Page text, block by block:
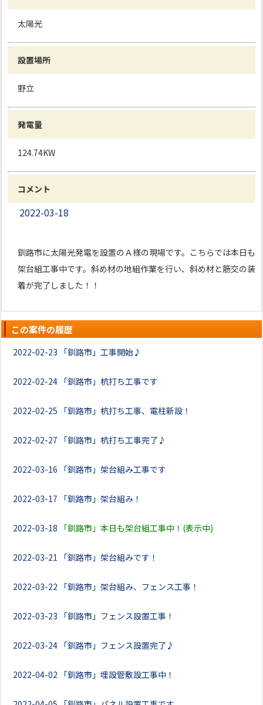
太陽光
設置場所
野立
発電量
124.74KW
コメント
2022-03-18
釧路市に太陽光発電を設置のＡ様の現場です。こちらでは本日も
架台組工事中です。斜め材の地組作業を行い、斜め材と筋交の装
着が完了しました！！
この案件の履歴
2022-02-23 「釧路市」工事開始♪
2022-02-24 「釧路市」杭打ち工事です
2022-02-25 「釧路市」杭打ち工事、電柱新設！
2022-02-27 「釧路市」杭打ち工事完了♪
2022-03-16 「釧路市」架台組み工事です
2022-03-17 「釧路市」架台組み！
2022-03-18 「釧路市」本日も架台組工事中！(表示中)
2022-03-21 「釧路市」架台組みです！
2022-03-22 「釧路市」架台組み、フェンス工事！
2022-03-23 「釧路市」フェンス設置工事！
2022-03-24 「釧路市」フェンス設置完了♪
2022-04-02 「釧路市」埋設管敷設工事中！